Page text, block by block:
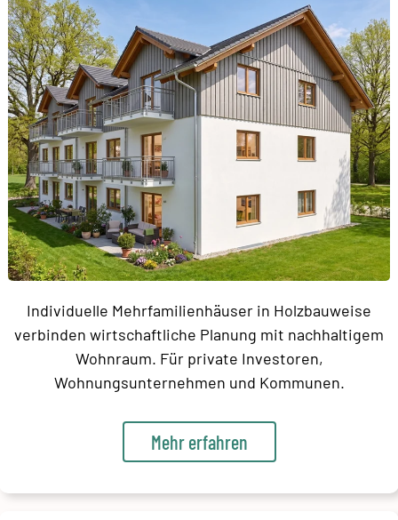
Individuelle Mehrfamilienhäuser in Holzbauweise
verbinden wirtschaftliche Planung mit nachhaltigem
Wohnraum. Für private Investoren,
Wohnungsunternehmen und Kommunen.
Mehr erfahren